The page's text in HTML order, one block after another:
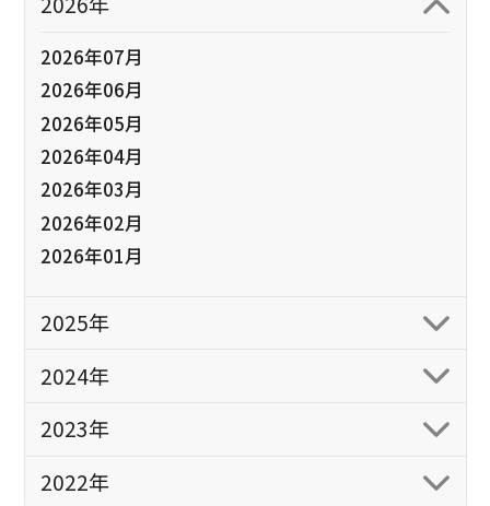
2026年07月
2026年06月
2026年05月
2026年04月
2026年03月
2026年02月
2026年01月
2025年
2024年
2023年
2022年